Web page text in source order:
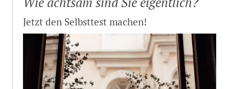
Jetzt den Selbst­test machen!